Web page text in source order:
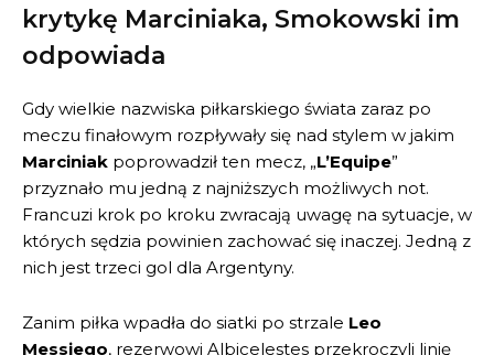
krytykę Marciniaka, Smokowski im
odpowiada
Gdy wielkie nazwiska piłkarskiego świata zaraz po
meczu finałowym rozpływały się nad stylem w jakim
Marciniak poprowadził ten mecz, „L’Equipe”
przyznało mu jedną z najniższych możliwych not.
Francuzi krok po kroku zwracają uwagę na sytuacje, w
których sędzia powinien zachować się inaczej. Jedną z
nich jest trzeci gol dla Argentyny.
Zanim piłka wpadła do siatki po strzale Leo
Messiego, rezerwowi Albicelestes przekroczyli linię